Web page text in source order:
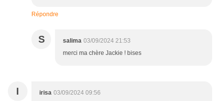
Répondre
S salima 03/09/2024 21:53
merci ma chère Jackie ! bises
I irisa 03/09/2024 09:56